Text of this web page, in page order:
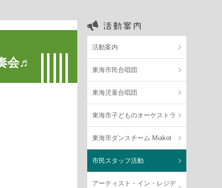
会♬
活動案内
東海市民合唱団
東海児童合唱団
東海市子どものオーケストラ
東海市ダンスチーム Miakot
市民スタッフ活動
アーティスト・イン・レジデ